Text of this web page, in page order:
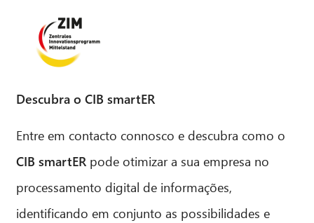
Descubra o CIB smartER
Entre em contacto connosco e descubra como o
CIB smartER pode otimizar a sua empresa no
processamento digital de informações,
identificando em conjunto as possibilidades e